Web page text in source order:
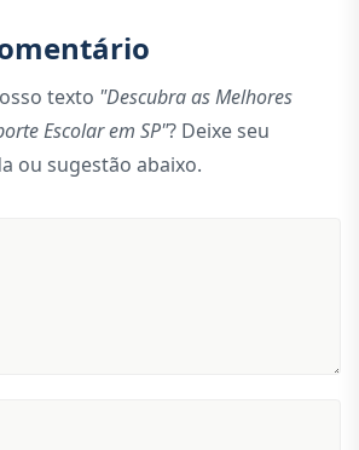
texto "Descubra as Melhores
Escolar em SP"? Deixe seu
ou sugestão abaixo.